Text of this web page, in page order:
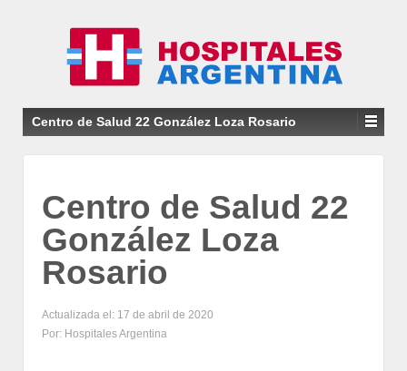
Centro de Salud 22 González Loza Rosario
Centro de Salud 22
González Loza
Rosario
Actualizada el: 17 de abril de 2020
Por: Hospitales Argentina